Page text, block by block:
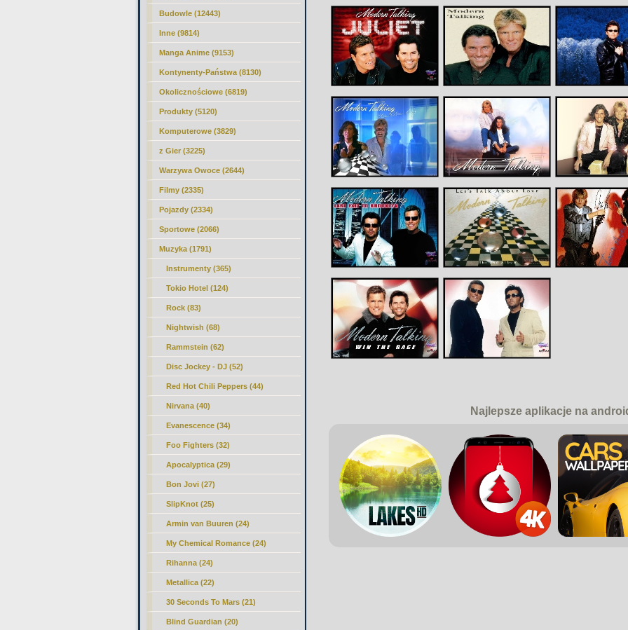
Budowle (12443)
Inne (9814)
Manga Anime (9153)
Kontynenty-Państwa (8130)
Okolicznościowe (6819)
Produkty (5120)
Komputerowe (3829)
z Gier (3225)
Warzywa Owoce (2644)
Filmy (2335)
Pojazdy (2334)
Sportowe (2066)
Muzyka (1791)
Instrumenty (365)
Tokio Hotel (124)
Rock (83)
Nightwish (68)
Rammstein (62)
Disc Jockey - DJ (52)
Red Hot Chili Peppers (44)
Nirvana (40)
Evanescence (34)
Foo Fighters (32)
Apocalyptica (29)
Bon Jovi (27)
SlipKnot (25)
Armin van Buuren (24)
My Chemical Romance (24)
Rihanna (24)
Metallica (22)
30 Seconds To Mars (21)
Blind Guardian (20)
Najlepsze aplikacje na